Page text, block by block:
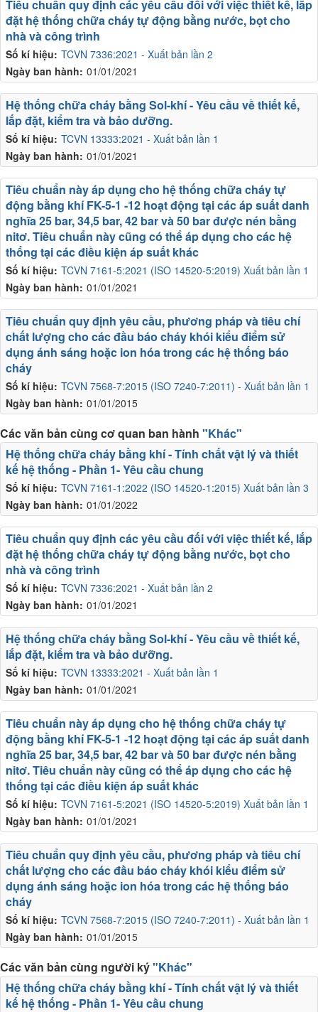
Số kí hiệu: TCVN 7336:2021 - Xuất bản lần 2
Ngày ban hành: 01/01/2021
Tiêu chuẩn quy định các yêu cầu đối với việc thiết kế, lắp
đặt hệ thống chữa cháy tự động bằng nước, bọt cho
nhà và công trình
Số kí hiệu: TCVN 13333:2021 - Xuất bản lần 1
Ngày ban hành: 01/01/2021
Hệ thống chữa cháy bằng Sol-khí - Yêu cầu về thiết kế,
lắp đặt, kiểm tra và bảo dưỡng.
Số kí hiệu: TCVN 7161-5:2021 (ISO 14520-5:2019) Xuất bản lần 1
Ngày ban hành: 01/01/2021
Tiêu chuẩn này áp dụng cho hệ thống chữa cháy tự
động bằng khí FK-5-1 -12 hoạt động tại các áp suất danh
nghĩa 25 bar, 34,5 bar, 42 bar và 50 bar được nén bằng
nitơ. Tiêu chuẩn này cũng có thể áp dụng cho các hệ
thống tại các điều kiện áp suất khác
Số kí hiệu: TCVN 7568-7:2015 (ISO 7240-7:2011) - Xuất bản lần 1
Ngày ban hành: 01/01/2015
Tiêu chuẩn quy định yêu cầu, phương pháp và tiêu chí
chất lượng cho các đầu báo cháy khói kiểu điểm sử
dụng ánh sáng hoặc ion hóa trong các hệ thống báo
cháy
Các văn bản cùng cơ quan ban hành "Khác"
Số kí hiệu: TCVN 7161-1:2022 (ISO 14520-1:2015) Xuất bản lần 3
Ngày ban hành: 01/01/2022
Hệ thống chữa cháy bằng khí - Tính chất vật lý và thiết
kế hệ thống - Phần 1- Yêu cầu chung
Số kí hiệu: TCVN 7336:2021 - Xuất bản lần 2
Ngày ban hành: 01/01/2021
Tiêu chuẩn quy định các yêu cầu đối với việc thiết kế, lắp
đặt hệ thống chữa cháy tự động bằng nước, bọt cho
nhà và công trình
Số kí hiệu: TCVN 13333:2021 - Xuất bản lần 1
Ngày ban hành: 01/01/2021
Hệ thống chữa cháy bằng Sol-khí - Yêu cầu về thiết kế,
lắp đặt, kiểm tra và bảo dưỡng.
Số kí hiệu: TCVN 7161-5:2021 (ISO 14520-5:2019) Xuất bản lần 1
Ngày ban hành: 01/01/2021
Tiêu chuẩn này áp dụng cho hệ thống chữa cháy tự
động bằng khí FK-5-1 -12 hoạt động tại các áp suất danh
nghĩa 25 bar, 34,5 bar, 42 bar và 50 bar được nén bằng
nitơ. Tiêu chuẩn này cũng có thể áp dụng cho các hệ
thống tại các điều kiện áp suất khác
Số kí hiệu: TCVN 7568-7:2015 (ISO 7240-7:2011) - Xuất bản lần 1
Ngày ban hành: 01/01/2015
Tiêu chuẩn quy định yêu cầu, phương pháp và tiêu chí
chất lượng cho các đầu báo cháy khói kiểu điểm sử
dụng ánh sáng hoặc ion hóa trong các hệ thống báo
cháy
Các văn bản cùng người ký"Khác"
Hệ thống chữa cháy bằng khí - Tính chất vật lý và thiết
kế hệ thống - Phần 1- Yêu cầu chung